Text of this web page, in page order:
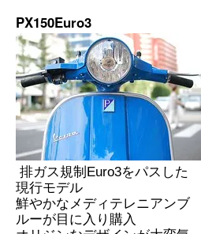
PX150Euro3
排ガス規制Euro3をパスした
現行モデル
鮮やかなメディテレニアンブ
ルーが目に入り購入